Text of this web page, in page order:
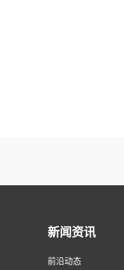
新闻资讯
前沿动态